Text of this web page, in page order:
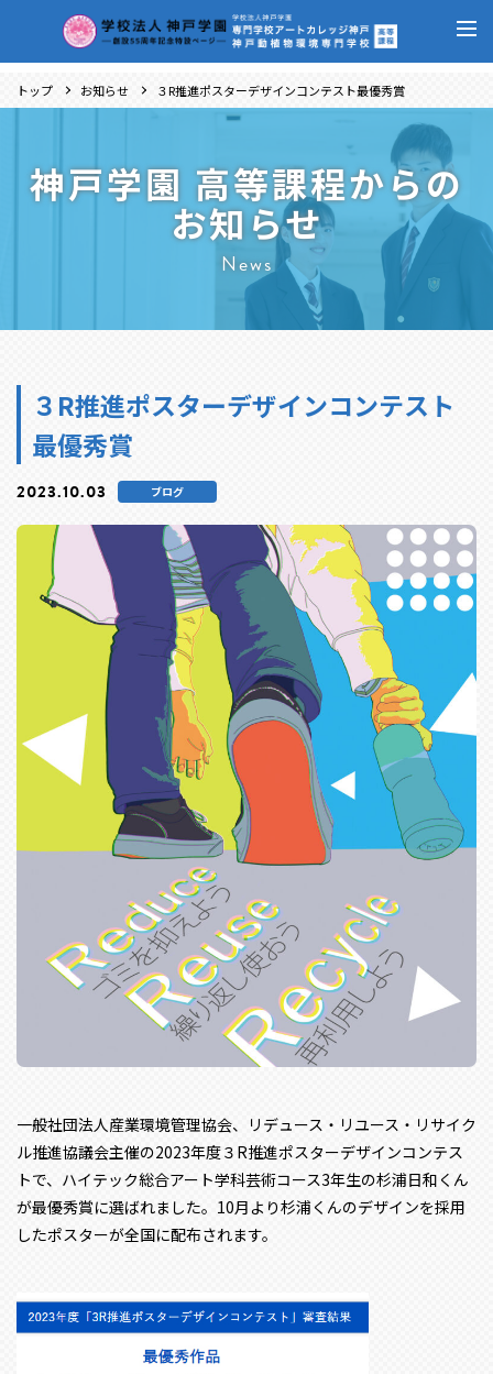
トップ お知らせ ３R推進ポスターデザインコンテスト最優秀賞
神戸学園 高等課程からの
お知らせ
News
３R推進ポスターデザインコンテスト
最優秀賞
2023.10.03 ブログ
一般社団法人産業環境管理協会、リデュース・リユース・リサイク
ル推進協議会主催の2023年度３R推進ポスターデザインコンテス
トで、ハイテック総合アート学科芸術コース3年生の杉浦日和くん
が最優秀賞に選ばれました。10月より杉浦くんのデザインを採用
したポスターが全国に配布されます。